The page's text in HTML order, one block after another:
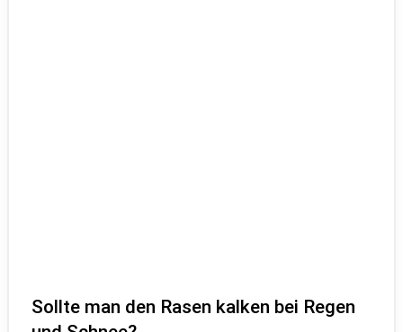
Sollte man den Rasen kalken bei Regen